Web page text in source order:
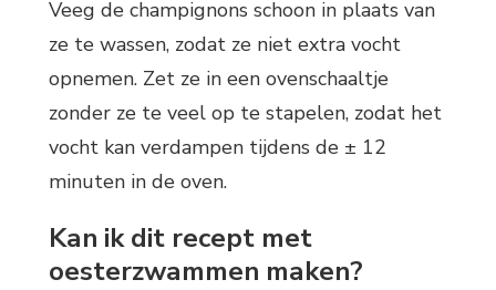
Veeg de champignons schoon in plaats van
ze te wassen, zodat ze niet extra vocht
opnemen. Zet ze in een ovenschaaltje
zonder ze te veel op te stapelen, zodat het
vocht kan verdampen tijdens de ± 12
minuten in de oven.
Kan ik dit recept met
oesterzwammen maken?